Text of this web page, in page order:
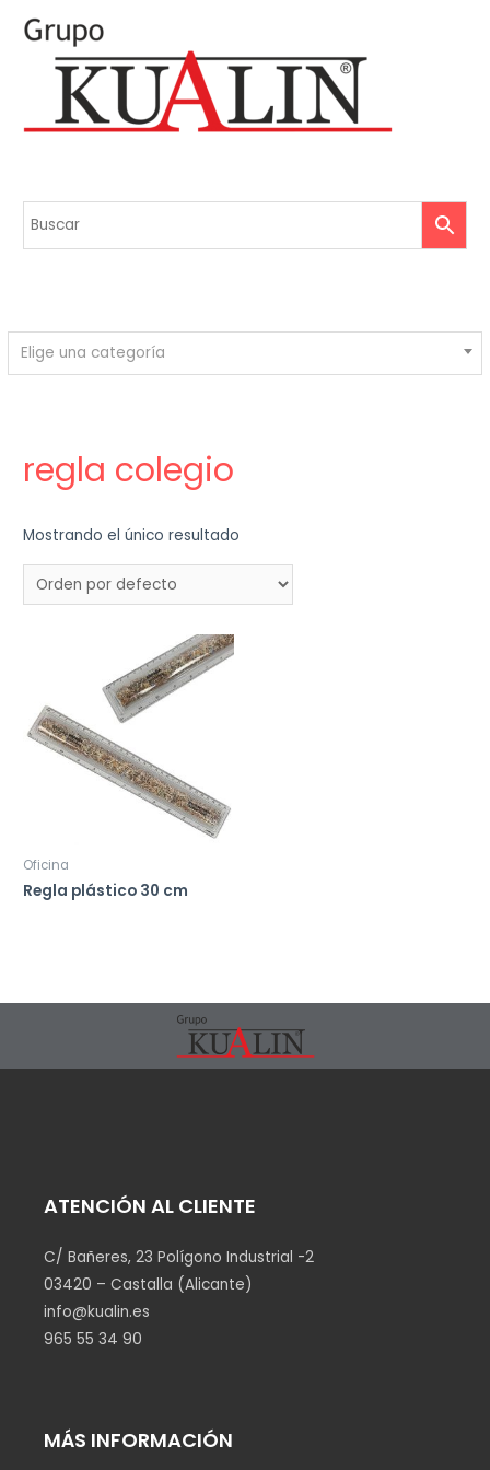
Elige una categoría
regla colegio
Mostrando el único resultado
Oficina
Regla plástico 30 cm
ATENCIÓN AL CLIENTE
C/ Bañeres, 23 Polígono Industrial -2
03420 – Castalla (Alicante)
info@kualin.es
965 55 34 90
MÁS INFORMACIÓN